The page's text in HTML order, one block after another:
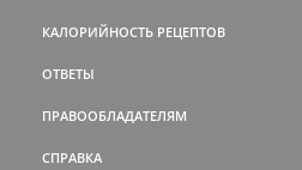
КАЛОРИЙНОСТЬ РЕЦЕПТОВ
ОТВЕТЫ
ПРАВООБЛАДАТЕЛЯМ
СПРАВКА